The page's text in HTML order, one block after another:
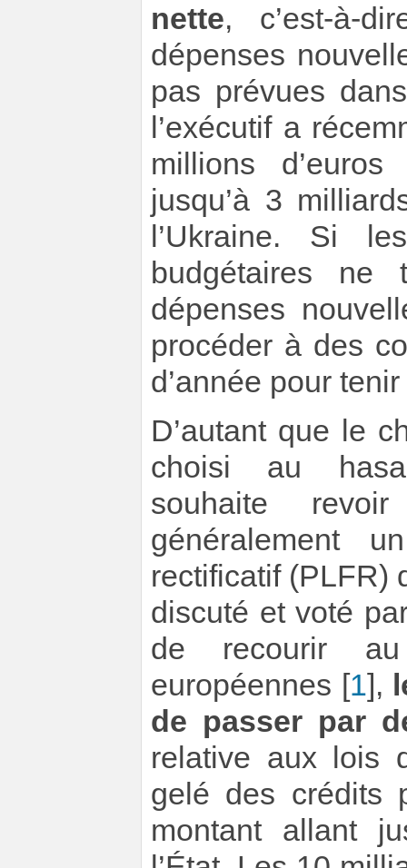
nette, c’est-à-
dépenses
pas prévues
l’exécutif a
millions
jusqu’à 3
l’Ukraine. Si
budgétaires ne
dépenses
procéder à des
d’année pour
D’autant que le
choisi au
souhaite
généralement
rectificatif (PLFR)
discuté et voté
de recourir
européennes [1],
de passer par
relative aux lois
gelé des crédits
montant allant